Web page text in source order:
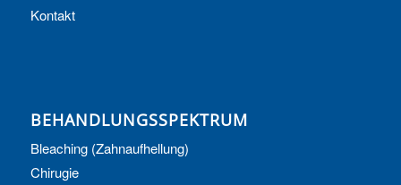
Kontakt
BEHANDLUNGSSPEKTRUM
Bleaching (Zahnaufhellung)
Chirugie